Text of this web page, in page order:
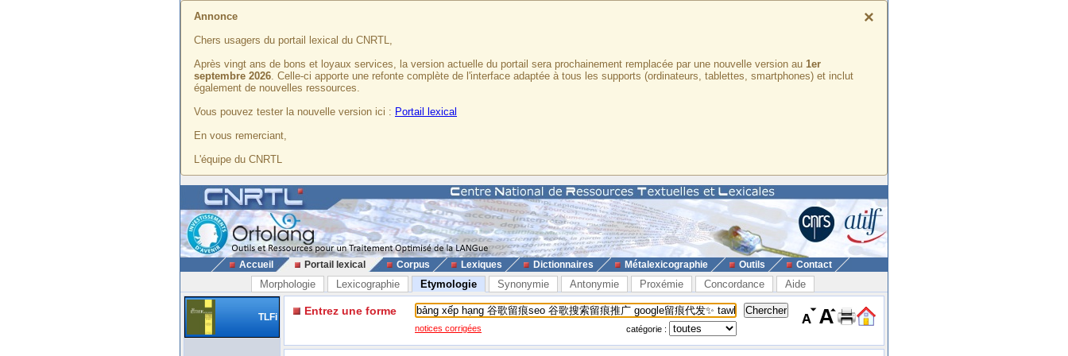
×
Annonce
Chers usagers du portail lexical du CNRTL,
Après vingt ans de bons et loyaux services, la version actuelle du portail sera prochainement remplacée par une nouvelle version au 1er
septembre 2026. Celle-ci apporte une refonte complète de l'interface adaptée à tous les supports (ordinateurs, tablettes, smartphones) et inclut
également de nouvelles ressources.
Vous pouvez tester la nouvelle version ici : Portail lexical
En vous remerciant,
L'équipe du CNRTL
Accueil Portail lexical Corpus Lexiques Dictionnaires Métalexicographie Outils Contact
Morphologie Lexicographie Etymologie Synonymie Antonymie Proxémie Concordance Aide
TLFi Entrez une forme
notices corrigées catégorie :